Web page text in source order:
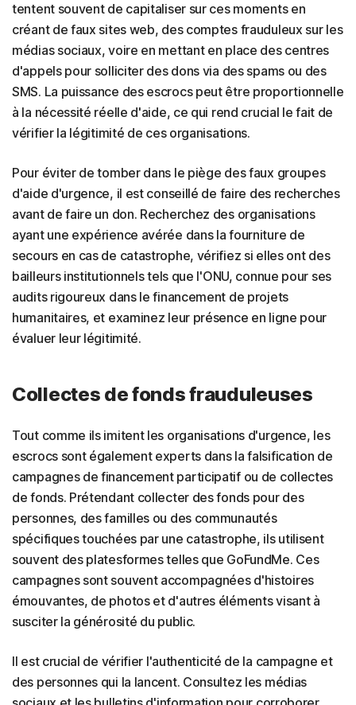
tentent souvent de capitaliser sur ces moments en
créant de faux sites web, des comptes frauduleux sur les
médias sociaux, voire en mettant en place des centres
d'appels pour solliciter des dons via des spams ou des
SMS. La puissance des escrocs peut être proportionnelle
à la nécessité réelle d'aide, ce qui rend crucial le fait de
vérifier la légitimité de ces organisations.
Pour éviter de tomber dans le piège des faux groupes
d'aide d'urgence, il est conseillé de faire des recherches
avant de faire un don. Recherchez des organisations
ayant une expérience avérée dans la fourniture de
secours en cas de catastrophe, vérifiez si elles ont des
bailleurs institutionnels tels que l'ONU, connue pour ses
audits rigoureux dans le financement de projets
humanitaires, et examinez leur présence en ligne pour
évaluer leur légitimité.
Collectes de fonds frauduleuses
Tout comme ils imitent les organisations d'urgence, les
escrocs sont également experts dans la falsification de
campagnes de financement participatif ou de collectes
de fonds. Prétendant collecter des fonds pour des
personnes, des familles ou des communautés
spécifiques touchées par une catastrophe, ils utilisent
souvent des platesformes telles que GoFundMe. Ces
campagnes sont souvent accompagnées d'histoires
émouvantes, de photos et d'autres éléments visant à
susciter la générosité du public.
Il est crucial de vérifier l'authenticité de la campagne et
des personnes qui la lancent. Consultez les médias